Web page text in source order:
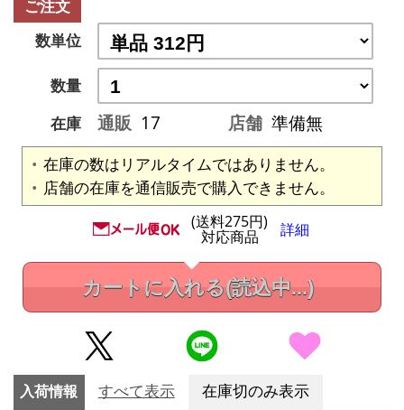
ご注文
数単位
数量
在庫
通販 17 店舗 準備無
在庫の数はリアルタイムではありません。
店舗の在庫を通信販売で購入できません。
(送料275円)
対応商品 詳細
カートに入れる(読込中...)
入荷情報 すべて表示 在庫切のみ表示